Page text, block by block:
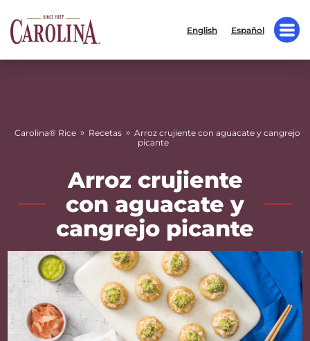
English Español
Carolina® Rice » Recetas » Arroz crujiente con aguacate y cangrejo
picante
Arroz crujiente
con aguacate y
cangrejo picante